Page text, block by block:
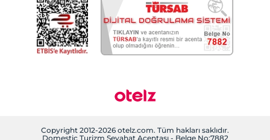
Business center
Printer
Fotokopi
İşlem rehberi
Koşullar ve şartlar
Aydınlatma metni
Çerez politikamız
Copyright 2012-2026 otelz.com. Tüm hakları saklıdır.
Domestic Turizm Seyahat Acentası - Belge No:7882